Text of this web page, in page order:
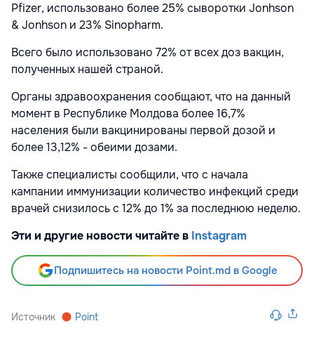
Pfizer, использовано более 25% сыворотки Jonhson
& Jonhson и 23% Sinopharm.
Всего было использовано 72% от всех доз вакцин,
полученных нашей страной.
Органы здравоохранения сообщают, что на данный
момент в Республике Молдова более 16,7%
населения были вакцинированы первой дозой и
более 13,12% - обеими дозами.
Также специалисты сообщили, что с начала
кампании иммунизации количество инфекций среди
врачей снизилось с 12% до 1% за последнюю неделю.
Эти и другие новости читайте в Instagram
Подпишитесь на новости Point.md в Google
Источник Point